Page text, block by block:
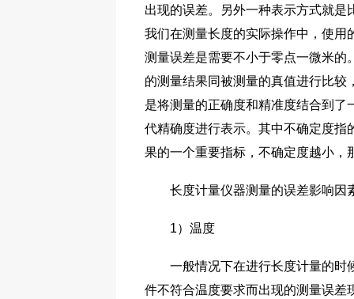
出现的误差。另外一种表示方式就
我们在测量长度的实际操作中，使用
测量误差是需要不小于零点一微米的
的测量结果同被测量的真值进行比
是将测量的正确度和精准度结合到
代精确度进行表示。其中不确定度指
果的一个重要指标，不确定度越小，
长度计量仪器测量的误差影响因
1）温度
一般情况下在进行长度计量的时候
件不符合温度要求而出现的测量误差